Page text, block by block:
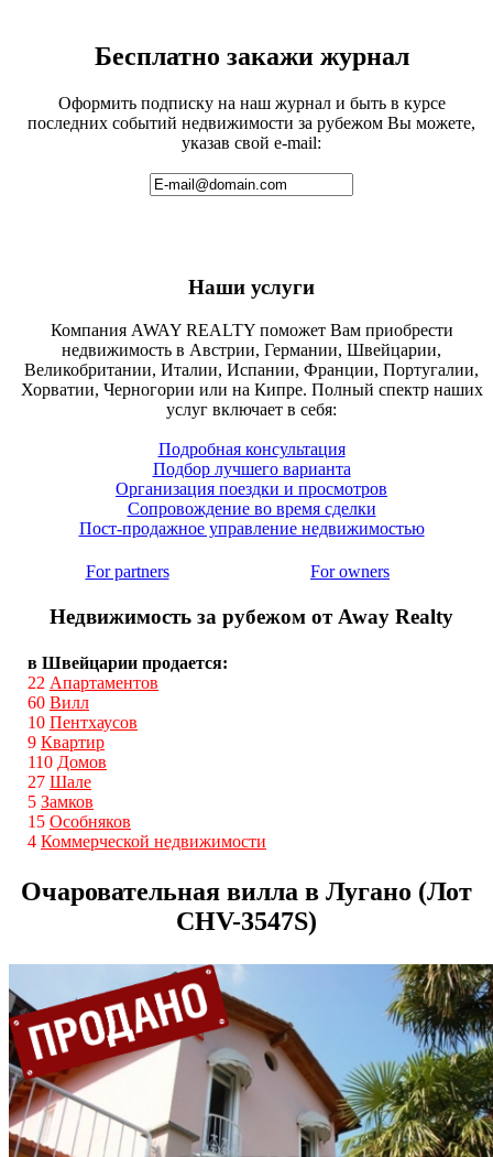
Бесплатно закажи журнал
Оформить подписку на наш журнал и быть в курсе
последних событий недвижимости за рубежом Вы можете,
указав свой e-mail:
Наши услуги
Компания AWAY REALTY поможет Вам приобрести
недвижимость в Австрии, Германии, Швейцарии,
Великобритании, Италии, Испании, Франции, Португалии,
Хорватии, Черногории или на Кипре. Полный спектр наших
услуг включает в себя:
Подробная консультация
Подбор лучшего варианта
Организация поездки и просмотров
Сопровождение во время сделки
Пост-продажное управление недвижимостью
For partners For owners
Недвижимость за рубежом от Away Realty
в Швейцарии продается:
22 Апартаментов
60 Вилл
10 Пентхаусов
9 Квартир
110 Домов
27 Шале
5 Замков
15 Особняков
4 Коммерческой недвижимости
Очаровательная вилла в Лугано (Лот
CHV-3547S)